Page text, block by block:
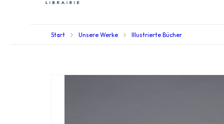
Start Unsere Werke Illustrierte Bücher